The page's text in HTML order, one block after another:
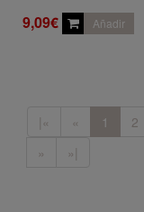
9,09€ Añadir
|« « 1 2
»
»|